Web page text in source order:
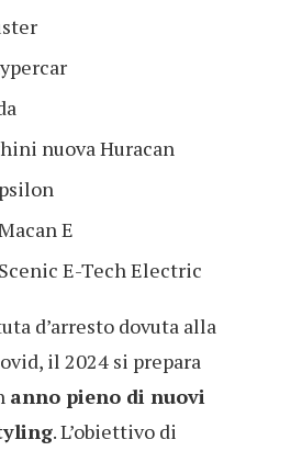
nuova Huracan
E
E-Tech Electric
d’arresto dovuta alla
il 2024 si prepara
anno pieno di nuovi
. L’obiettivo di